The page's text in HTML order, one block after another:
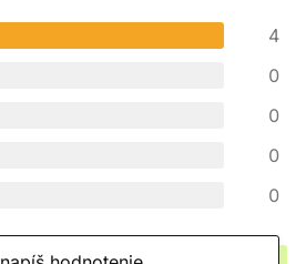
4
0
0
0
0